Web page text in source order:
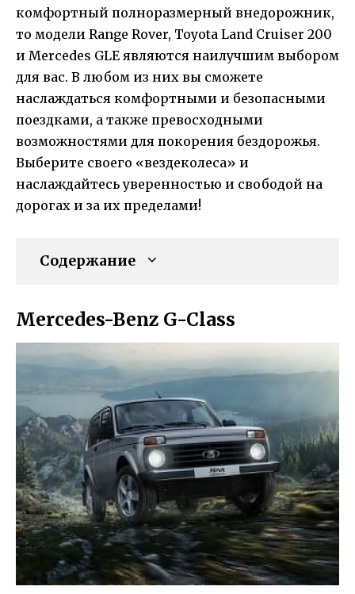
комфортный полноразмерный внедорожник,
то модели Range Rover, Toyota Land Cruiser 200
и Mercedes GLE являются наилучшим выбором
для вас. В любом из них вы сможете
наслаждаться комфортными и безопасными
поездками, а также превосходными
возможностями для покорения бездорожья.
Выберите своего «вездеколеса» и
наслаждайтесь уверенностью и свободой на
дорогах и за их пределами!
Содержание
Mercedes-Benz G-Class